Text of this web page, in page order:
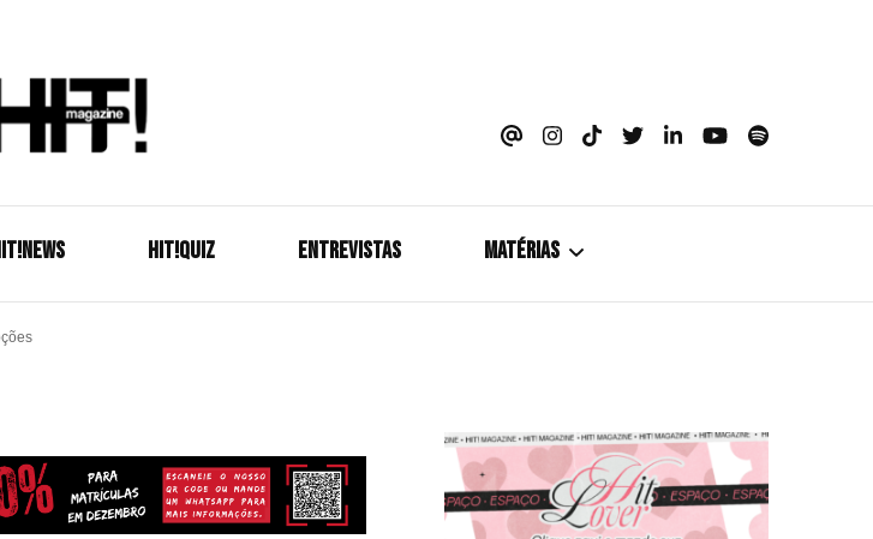
HIT!Quiz ENTREVISTAS MATÉRIAS
Coletiva de Imprensa
Drama? HIT!